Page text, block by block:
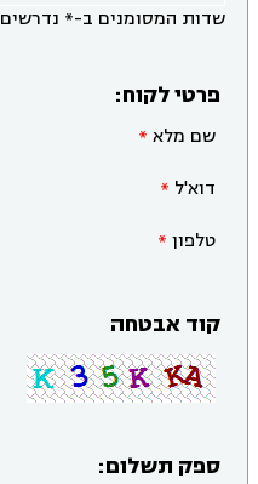
שדות המסומנים ב-* נדרשים
פרטי לקוח:
שם מלא
דוא'ל
טלפון
קוד אבטחה
ספק תשלום: